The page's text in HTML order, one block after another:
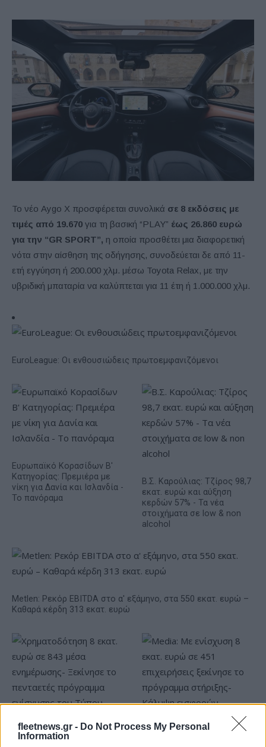
fleetnews.gr - Do Not Process My Personal
Information
Το νέο Aygo X προσφέρεται συνολικά σε 8 εκδόσεις με
τιμές από 19.670 για τη βασική “PLAY” έως 26.860 ευρώ
για την “GR SPORT”, η οποία προσθέτει μια διαφορετική
νότα στην αίσθηση της οδήγησης, συνοδεύεται δε από 11-
ετή εγγύηση ή 200.000 χλμ. μέσω Toyota Relax, με την
υβριδική μπαταρία να καλύπτεται για 11 έτη ή 1.000.000 χλμ.
EuroLeague: Οι ενθουσιώδεις πρωτοεμφανιζόμενοι
Ευρωπαϊκό Κορασίδων Β'
Κατηγορίας: Πρεμιέρα με
νίκη για Δανία και Ισλανδία -
Το πανόραμα
Β.Σ. Καρούλιας: Τζίρος 98,7
εκατ. ευρώ και αύξηση
κερδών 57% - Τα νέα
στοιχήματα σε low & non
alcohol
Metlen: Ρεκόρ EBITDA στο α' εξάμηνο, στα 550 εκατ. ευρώ –
Καθαρά κέρδη 313 εκατ. ευρώ
Χρηματοδότηση 8 εκατ.
ευρώ σε 843 μέσα